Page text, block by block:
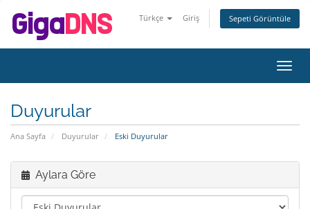
Türkçe Giriş Sepeti Görüntüle
Duyurular
Ana Sayfa Duyurular Eski Duyurular
Aylara Göre